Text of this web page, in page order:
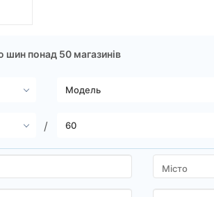
шин понад 50 магазинів